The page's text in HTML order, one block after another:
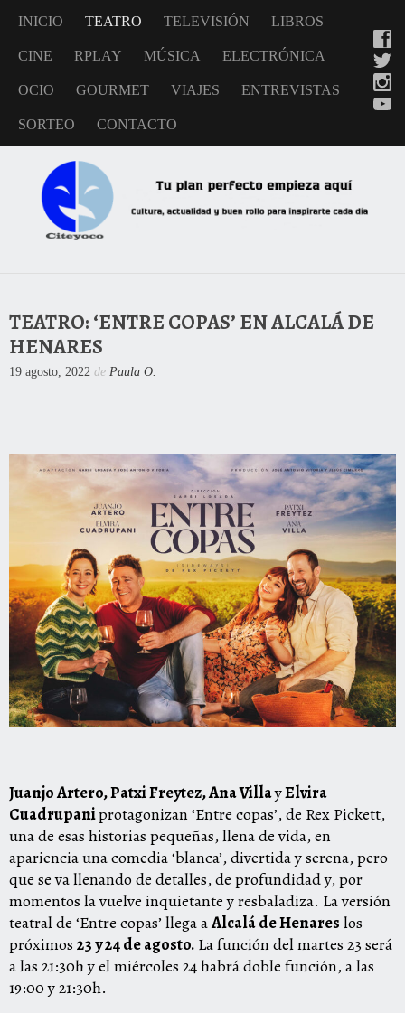
INICIO TEATRO TELEVISIÓN LIBROS
CINE RPLAY MÚSICA ELECTRÓNICA
OCIO GOURMET VIAJES ENTREVISTAS
SORTEO CONTACTO
TEATRO: ‘ENTRE COPAS’ EN ALCALÁ DE
HENARES
19 agosto, 2022 de Paula O.
Juanjo Artero, Patxi Freytez, Ana VillayElvira
Cuadrupaniprotagonizan ‘Entre copas’, de Rex Pickett,
una de esas historias pequeñas, llena de vida, en
apariencia una comedia ‘blanca’, divertida y serena, pero
que se va llenando de detalles, de profundidad y, por
momentos la vuelve inquietante y resbaladiza. La versión
teatral de ‘Entre copas’ llega aAlcalá de Henares los
próximos 23 y 24 de agosto. La función del martes 23 será
a las 21:30h y el miércoles 24 habrá doble función, a las
19:00 y 21:30h.